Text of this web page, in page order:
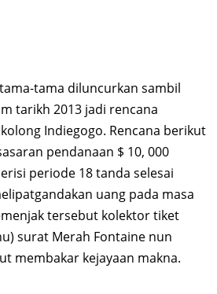
tama diluncurkan sambil
tarikh 2013 jadi rencana
Indiegogo. Rencana berikut
pendanaan $ 10, 000
periode 18 tanda selesai
uang pada masa
tersebut kolektor tiket
surat Merah Fontaine nun
membakar kejayaan makna.